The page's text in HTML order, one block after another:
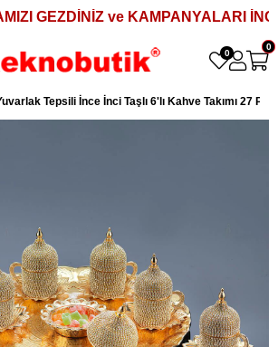
GEZDİNİZ ve KAMPANYALARI
0
0
Tepsili İnce İnci Taşlı 6'lı Kahve Takımı 27